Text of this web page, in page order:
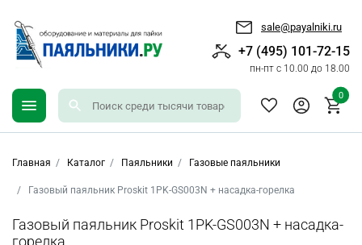
sale@payalniki.ru
+7 (495) 101-72-15
пн-пт с 10.00 до 18.00
0
Главная Каталог Паяльники Газовые паяльники
Газовый паяльник Proskit 1PK-GS003N + насадка-горелка
Газовый паяльник Proskit 1PK-GS003N + насадка-
горелка